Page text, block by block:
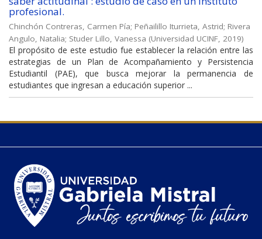
profesional.
Chinchón Contreras, Carmen Pía; Peñailillo Iturrieta, Astrid; Rivera
Angulo, Natalia; Studer Lillo, Vanessa (Universidad UCINF, 2019)
El propósito de este estudio fue establecer la relación entre las
estrategias de un Plan de Acompañamiento y Persistencia
Estudiantil (PAE), que busca mejorar la permanencia de
estudiantes que ingresan a educación superior ...